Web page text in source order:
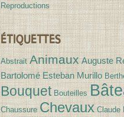
Reproductions
ÉTIQUETTES
Abstrait Animaux Auguste
Bartolomé Esteban Murillo
Bouquet Bouteilles
Chaussure Chevaux Claude